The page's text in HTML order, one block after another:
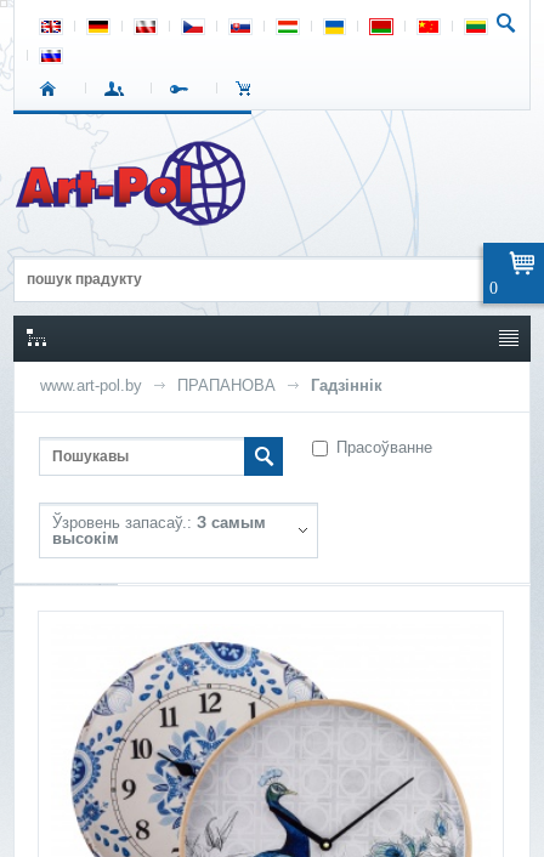
www.art-pol.by ПРАПАНОВА Гадзіннік
Прасоўванне
Ўзровень запасаў.: З самым
высокім
0